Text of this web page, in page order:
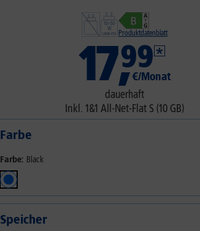
Produktdatenblatt
17,99
€/Monat
dauerhaft
Inkl. 1&1 All-Net-Flat S (10 GB)
Farbe
Farbe: Black
Speicher